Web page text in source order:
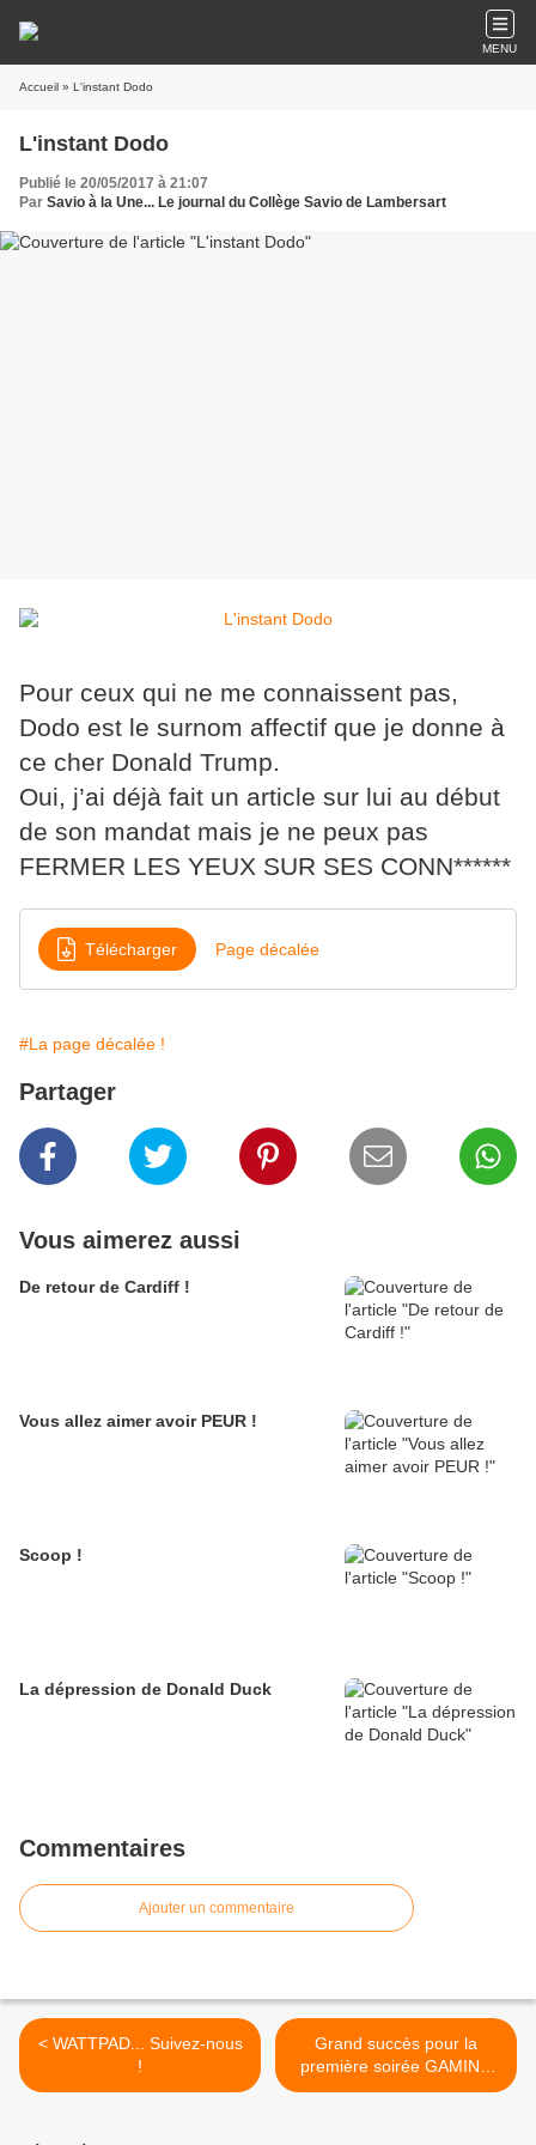
MENU
Accueil » L'instant Dodo
L'instant Dodo
Publié le 20/05/2017 à 21:07
Par Savio à la Une... Le journal du Collège Savio de Lambersart
Pour ceux qui ne me connaissent pas,
Dodo est le surnom affectif que je donne à
ce cher Donald Trump.
Oui, j’ai déjà fait un article sur lui au début
de son mandat mais je ne peux pas
FERMER LES YEUX SUR SES CONN******
Télécharger Page décalée
#La page décalée !
Partager
Vous aimerez aussi
De retour de Cardiff !
Vous allez aimer avoir PEUR !
Scoop !
La dépression de Donald Duck
Commentaires
Ajouter un commentaire
< WATTPAD... Suivez-nous
!
Grand succès pour la
première soirée GAMING
NETWORK, organisée par